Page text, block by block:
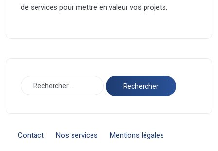
de services pour mettre en valeur vos projets.
Contact Nos services Mentions légales